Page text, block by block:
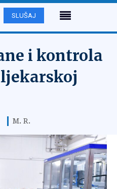
SLUŠAJ
i kontrola
M. R.